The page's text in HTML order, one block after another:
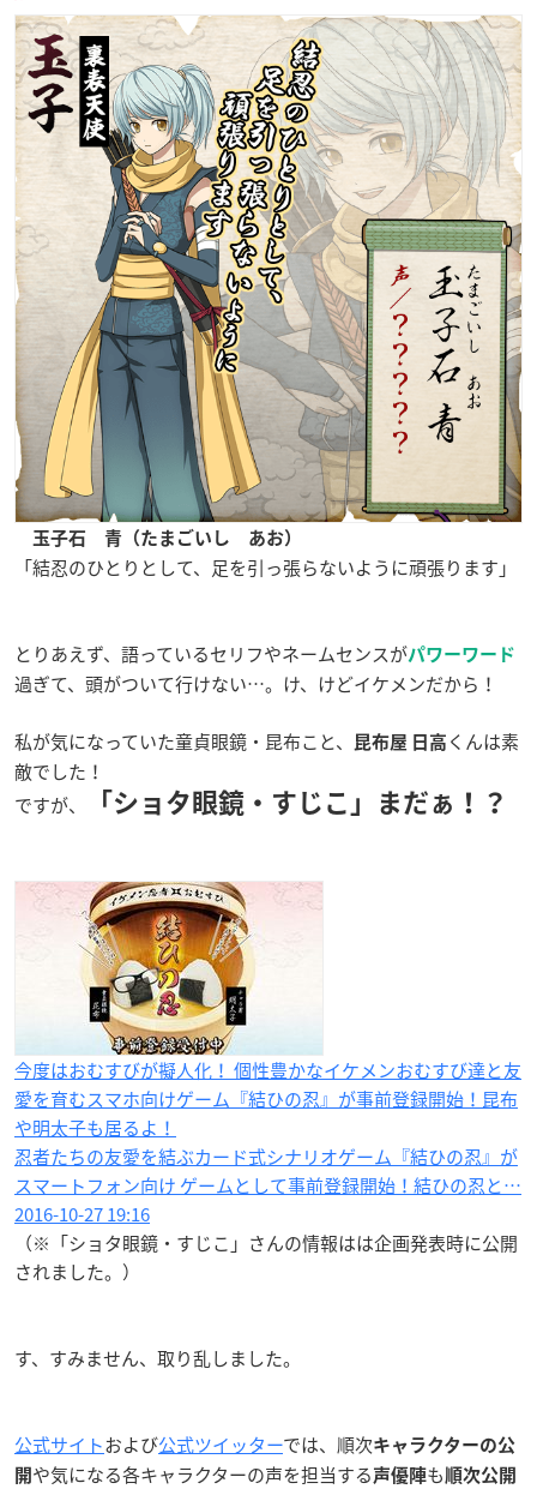
玉子石 青（たまごいし あお）
「結忍のひとりとして、足を引っ張らないように頑張ります」
とりあえず、語っているセリフやネームセンスがパワーワード
過ぎて、頭がついて行けない…。け、けどイケメンだから！
私が気になっていた童貞眼鏡・昆布こと、 昆布屋 日高 くんは素
敵でした！
ですが、
「ショタ眼鏡・すじこ」まだぁ！？
今度はおむすびが擬人化！ 個性豊かなイケメンおむすび達と友
愛を育むスマホ向けゲーム『結ひの忍』が事前登録開始！昆布
や明太子も居るよ！
忍者たちの友愛を結ぶカード式シナリオゲーム『結ひの忍』が
スマートフォン向け ゲームとして事前登録開始！結ひの忍と…
2016-10-27 19:16
（※「ショタ眼鏡・すじこ」さんの情報はは企画発表時に公開
されました。）
す、すみません、取り乱しました。
公式サイトおよび公式ツイッターでは、順次キャラクターの公
開 や気になる各キャラクターの声を担当する 声優陣も 順次公開